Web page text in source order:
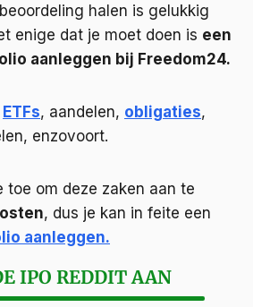
halen is gelukkig
enige dat je moet doen is een
aanleggen bij Freedom24.
ETFs, aandelen, obligaties,
enzovoort.
toe om deze zaken aan te
, dus je kan in feite een
aanleggen.
IPO REDDIT AAN